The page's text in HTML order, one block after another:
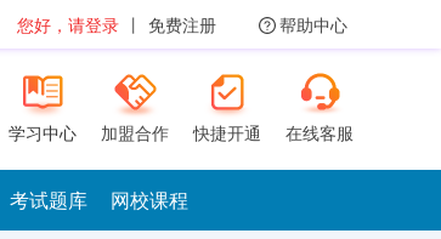
您好，请登录 丨 免费注册 帮助中心
学习中心
加盟合作 快捷开通 在线客服
考试题库 网校课程